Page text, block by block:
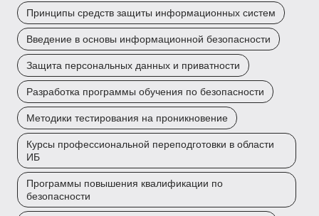
Принципы средств защиты информационных систем
Введение в основы информационной безопасности
Защита персональных данных и приватности
Разработка программы обучения по безопасности
Методики тестирования на проникновение
Курсы профессиональной переподготовки в области
ИБ
Программы повышения квалификации по
безопасности